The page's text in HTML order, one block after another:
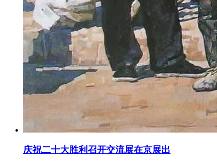
庆祝二十大胜利召开交流展在京展出